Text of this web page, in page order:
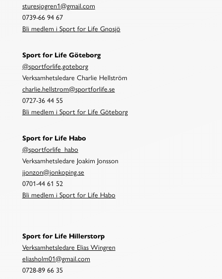
sturesjogren1@gmail.com
0739-66 94 67
Bli medlem i Sport for Life Gnosjö
Sport for Life Göteborg
@sportforlife.goteborg
Verksamhetsledare Charlie Hellström
charlie.hellstrom@sportforlife.se
0727-36 44 55
Bli medlem i Sport for Life Göteborg
Sport for Life Habo
@sportforlife_habo
Verksamhetsledare Joakim Jonsson
jjonzon@jonkoping.se
0701-44 61 52
Bli medlem i Sport for Life Habo
Sport for Life Hillerstorp
Verksamhetsledare Elias Wingren
eliasholm01@gmail.com
0728-89 66 35